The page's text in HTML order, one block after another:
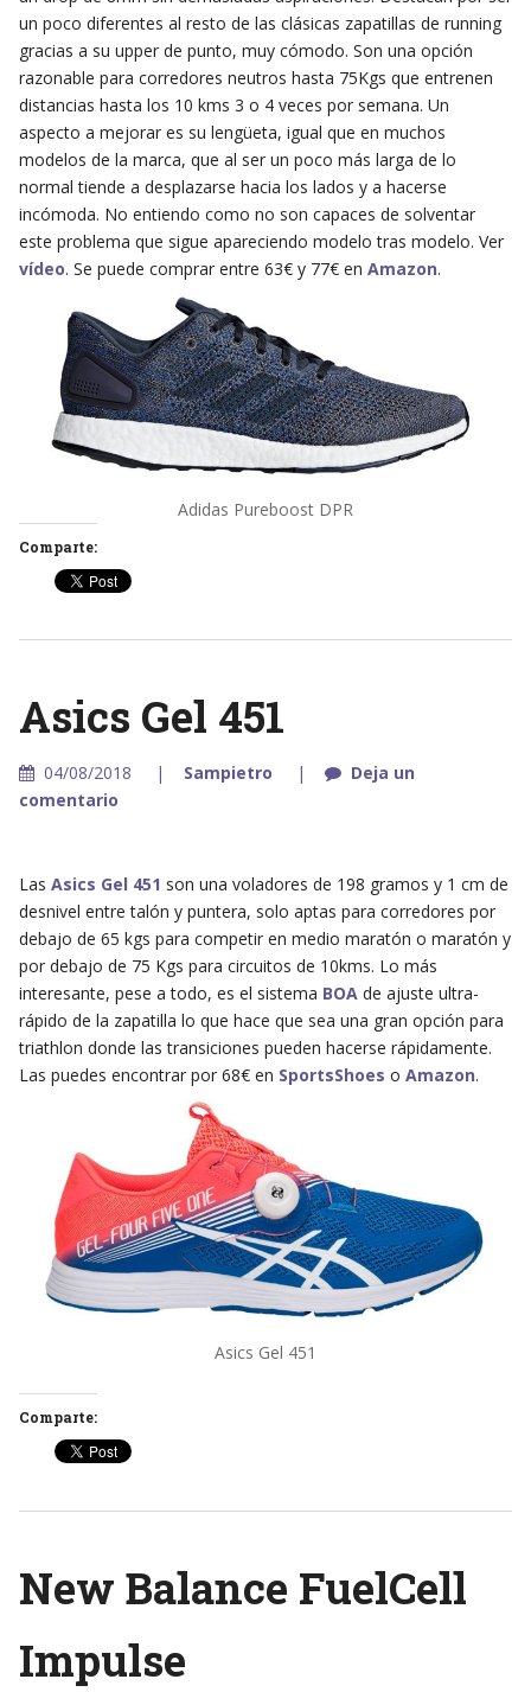
un poco diferentes al resto de las clásicas zapatillas de running
gracias a su upper de punto, muy cómodo. Son una opción
razonable para corredores neutros hasta 75Kgs que entrenen
distancias hasta los 10 kms 3 o 4 veces por semana. Un
aspecto a mejorar es su lengüeta, igual que en muchos
modelos de la marca, que al ser un poco más larga de lo
normal tiende a desplazarse hacia los lados y a hacerse
incómoda. No entiendo como no son capaces de solventar
este problema que sigue apareciendo modelo tras modelo. Ver
vídeo. Se puede comprar entre 63€ y 77€ en Amazon.
Adidas Pureboost DPR
Comparte:
Asics Gel 451
04/08/2018 Sampietro
Deja un
comentario
Las Asics Gel 451 son una voladores de 198 gramos y 1 cm de
desnivel entre talón y puntera, solo aptas para corredores por
debajo de 65 kgs para competir en medio maratón o maratón y
por debajo de 75 Kgs para circuitos de 10kms. Lo más
interesante, pese a todo, es el sistema BOAde ajuste ultra-
rápido de la zapatilla lo que hace que sea una gran opción para
triathlon donde las transiciones pueden hacerse rápidamente.
Las puedes encontrar por 68€ en SportsShoes o Amazon.
Asics Gel 451
Comparte:
New Balance FuelCell
Impulse